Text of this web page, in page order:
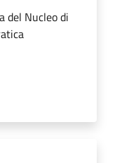
del Nucleo di